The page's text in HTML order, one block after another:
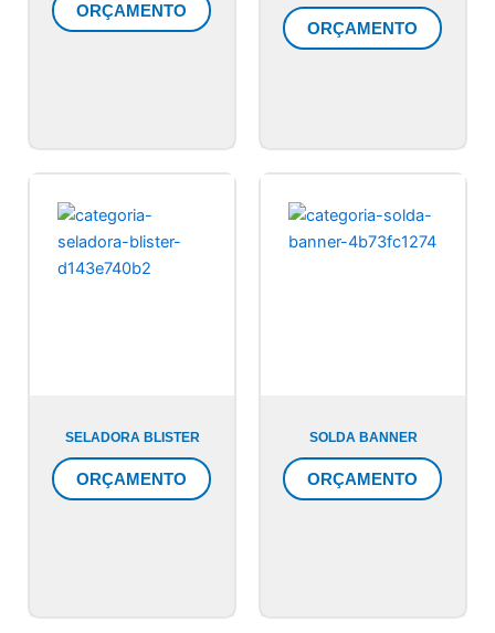
ORÇAMENTO
ORÇAMENTO
SELADORA BLISTER
ORÇAMENTO
SOLDA BANNER
ORÇAMENTO